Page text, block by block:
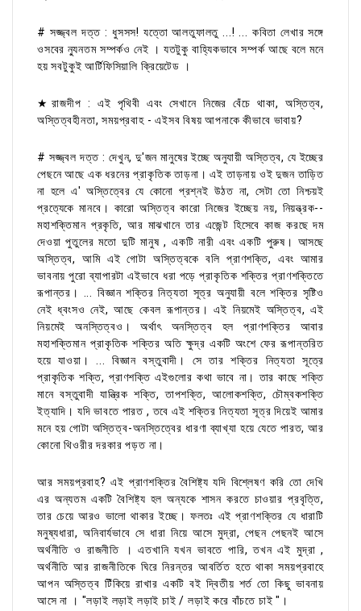
# সজ্জ্বল দত্ত : ধুসসস! যত্তো আলতুফালতু ...! ... কবিতা লেখার সঙ্গে
ওসবের ন্যুনতম সম্পর্কও নেই । যতটুকু বাহ্যিকভাবে সম্পর্ক আছে বলে মনে
হয় সবটুকুই আর্টিফিসিয়ালি ক্রিয়েটেড ।
★রাজদীপ : এই পৃথিবী এবং সেখানে নিজের বেঁচে থাকা, অস্তিত্ব,
অস্তিত্বহীনতা, সময়প্রবাহ - এইসব বিষয় আপনাকে কীভাবে ভাবায়?
# সজ্জ্বল দত্ত : দেখুন, দু'জন মানুষের ইচ্ছে অনুযায়ী অস্তিত্ব, যে ইচ্ছের
পেছনে আছে এক ধরনের প্রাকৃতিক তাড়না। এই তাড়নায় ওই দুজন তাড়িত
না হলে এ' অস্তিত্বের যে কোনো প্রশ্নই উঠত না, সেটা তো নিশ্চয়ই
প্রত্যেকে মানবে। কারো অস্তিত্ব কারো নিজের ইচ্ছেয় নয়, নিয়ন্ত্রক--
মহাশক্তিমান প্রকৃতি, আর মাঝখানে তার এজেন্ট হিসেবে কাজ করছে দম
দেওয়া পুতুলের মতো দুটি মানুষ , একটি নারী এবং একটি পুরুষ। আসছে
অস্তিত্ব, আমি এই গোটা অস্তিত্বকে বলি প্রাণশক্তি, এবং আমার
ভাবনায় পুরো ব্যাপারটা এইভাবে ধরা পড়ে প্রাকৃতিক শক্তির প্রাণশক্তিতে
রূপান্তর। ... বিজ্ঞান শক্তির নিত্যতা সূত্র অনুযায়ী বলে শক্তির সৃষ্টিও
নেই ধ্বংসও নেই, আছে কেবল রূপান্তর। এই নিয়মেই অস্তিত্ব, এই
নিয়মেই অনস্তিত্বও। অর্থাৎ অনস্তিত্ব হল প্রাণশক্তির আবার
মহাশক্তিমান প্রাকৃতিক শক্তির অতি ক্ষুদ্র একটি অংশে ফের রূপান্তরিত
হয়ে যাওয়া। ... বিজ্ঞান বস্তুবাদী। সে তার শক্তির নিত্যতা সূত্রে
প্রাকৃতিক শক্তি, প্রাণশক্তি এইগুলোর কথা ভাবে না। তার কাছে শক্তি
মানে বস্তুবাদী যান্ত্রিক শক্তি, তাপশক্তি, আলোকশক্তি, চৌম্বকশক্তি
ইত্যাদি। যদি ভাবতে পারত , তবে এই শক্তির নিত্যতা সূত্র দিয়েই আমার
মনে হয় গোটা অস্তিত্ব-অনস্তিত্বের ধারণা ব্যাখ্যা হয়ে যেতে পারত, আর
কোনো থিওরীর দরকার পড়ত না।
আর সময়প্রবাহ? এই প্রাণশক্তির বৈশিষ্ট্য যদি বিশ্লেষণ করি তো দেখি
এর অন্যতম একটি বৈশিষ্ট্য হল অন্যকে শাসন করতে চাওয়ার প্রবৃত্তি,
তার চেয়ে আরও ভালো থাকার ইচ্ছে। ফলতঃ এই প্রাণশক্তির যে ধারাটি
মনুষ্যধারা, অনিবার্যভাবে সে ধারা নিয়ে আসে মুদ্রা, পেছন পেছনই আসে
অর্থনীতি ও রাজনীতি । এতখানি যখন ভাবতে পারি, তখন এই মুদ্রা ,
অর্থনীতি আর রাজনীতিকে ঘিরে নিরন্তর আবর্তিত হতে থাকা সময়প্রবাহে
আপন অস্তিত্ব টিঁকিয়ে রাখার একটি বই দ্বিতীয় শর্ত তো কিছু ভাবনায়
আসে না । "লড়াই লড়াই লড়াই চাই / লড়াই করে বাঁচতে চাই "।